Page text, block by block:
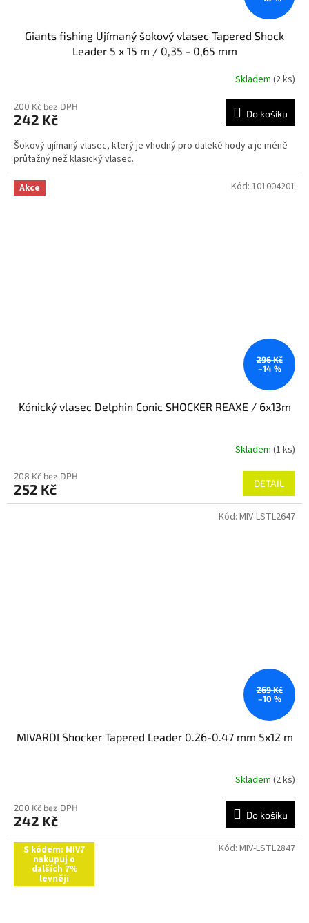
Giants fishing Ujímaný šokový vlasec Tapered Shock
Leader 5 x 15 m / 0,35 - 0,65 mm
Skladem (2 ks)
200 Kč bez DPH
242 Kč Do košíku
Šokový ujímaný vlasec, který je vhodný pro daleké hody a je méně
průtažný než klasický vlasec.
Akce
296 Kč
–14 %
Kónický vlasec Delphin Conic SHOCKER REAXE / 6x13m
Skladem (1 ks)
208 Kč bez DPH
252 Kč DETAIL
Kód: 101004201
269 Kč
–10 %
MIVARDI Shocker Tapered Leader 0.26-0.47 mm 5x12 m
Skladem (2 ks)
200 Kč bez DPH
242 Kč Do košíku
Kód: MIV-LSTL2647
S kódem: MIV7
nakupuj o
dalších 7%
levněji
Kód: MIV-LSTL2847